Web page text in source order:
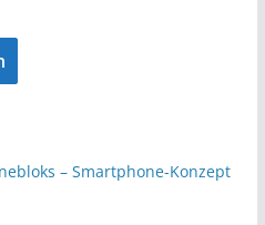
– Smartphone-Konzept